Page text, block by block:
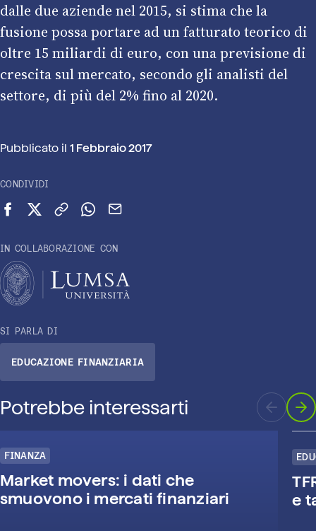
dalle due aziende nel 2015, si stima che la
fusione possa portare ad un fatturato teorico di
oltre 15 miliardi di euro, con una previsione di
crescita sul mercato, secondo gli analisti del
settore, di più del 2% fino al 2020.
Pubblicato il 1 Febbraio 2017
CONDIVIDI
Condividi su Facebook
Condividi su X (Twitter)
Copia link
Condividi su WhatsApp
Invia via email
IN COLLABORAZIONE CON
SI PARLA DI
EDUCAZIONE FINANZIARIA
Potrebbe interessarti
FINANZA
Market movers: i dati che
smuovono i mercati finanziari
e